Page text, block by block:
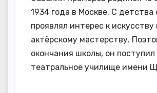
1934 года в Москве. С детства
проявлял интерес к искусству
актёрскому мастерству.
окончания школы, он поступил
театральное училище имени